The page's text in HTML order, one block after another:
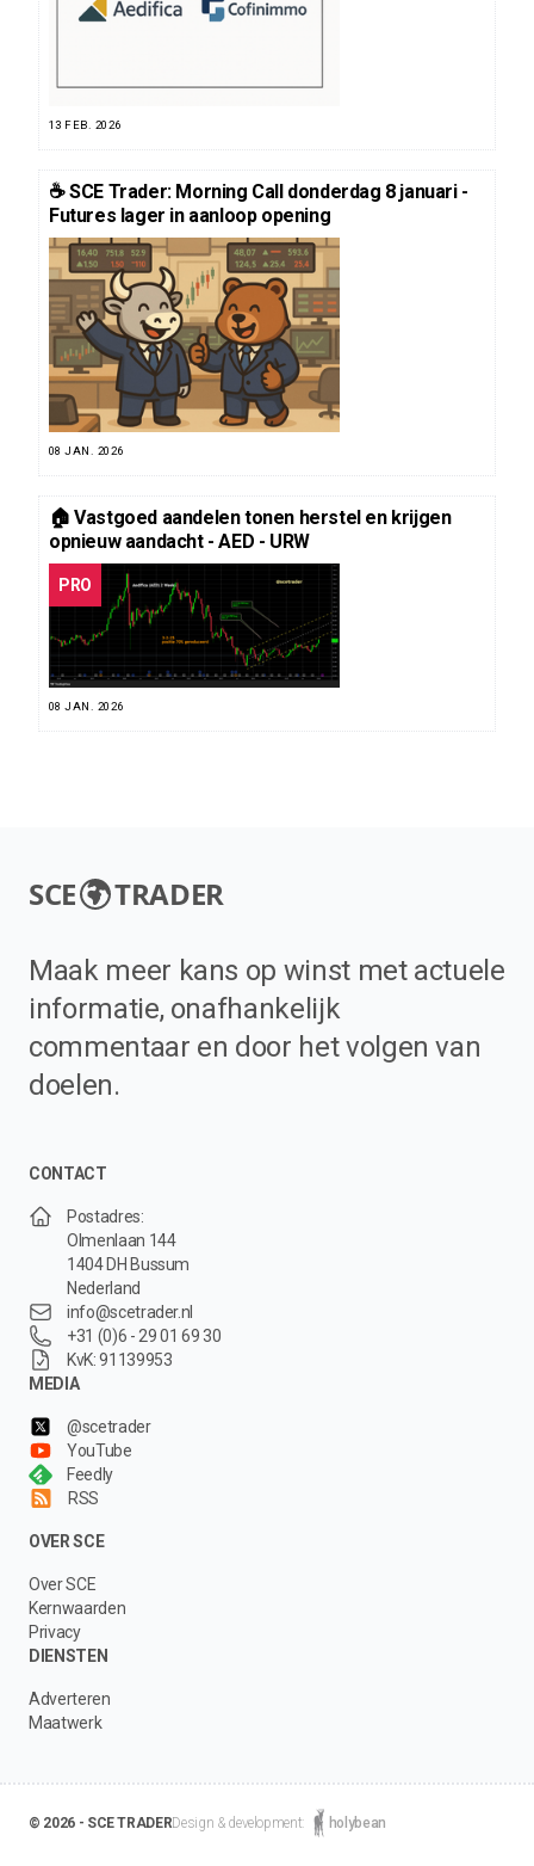
13 FEB. 2026
☕️ SCE Trader: Morning Call donderdag 8 januari -
Futures lager in aanloop opening
08 JAN. 2026
🏠 Vastgoed aandelen tonen herstel en krijgen
opnieuw aandacht - AED - URW
PRO
08 JAN. 2026
SCE TRADER
Maak meer kans op winst met actuele
informatie, onafhankelijk
commentaar en door het volgen van
doelen.
CONTACT
Postadres:
Olmenlaan 144
1404 DH Bussum
Nederland
info@scetrader.nl
+31 (0)6 - 29 01 69 30
KvK: 91139953
MEDIA
@scetrader
YouTube
Feedly
RSS
OVER SCE
Over SCE
Kernwaarden
Privacy
DIENSTEN
Adverteren
Maatwerk
© 2026 - SCE TRADERDesign & development: holybean